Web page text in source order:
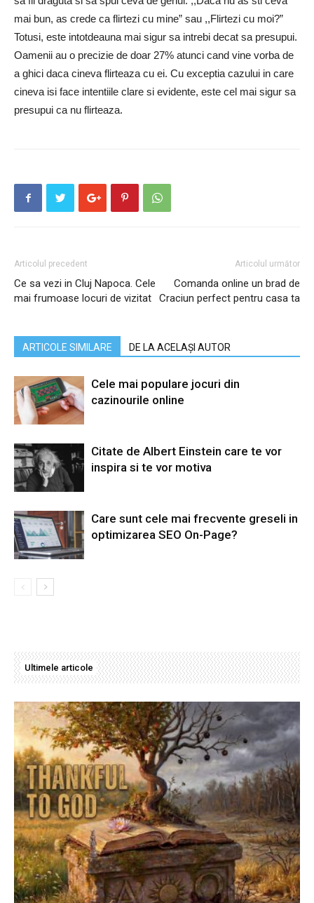
mai bun, as crede ca flirtezi cu mine” sau ,,Flirtezi cu moi?”
Totusi, este intotdeauna mai sigur sa intrebi decat sa presupui.
Oamenii au o precizie de doar 27% atunci cand vine vorba de
a ghici daca cineva flirteaza cu ei. Cu exceptia cazului in care
cineva isi face intentiile clare si evidente, este cel mai sigur sa
presupui ca nu flirteaza.
Articolul precedent
Ce sa vezi in Cluj Napoca. Cele
mai frumoase locuri de vizitat
Articolul următor
Comanda online un brad de
Craciun perfect pentru casa ta
ARTICOLE SIMILARE DE LA ACELAȘI AUTOR
Cele mai populare jocuri din
cazinourile online
Citate de Albert Einstein care te vor
inspira si te vor motiva
Care sunt cele mai frecvente greseli in
optimizarea SEO On-Page?
Ultimele articole